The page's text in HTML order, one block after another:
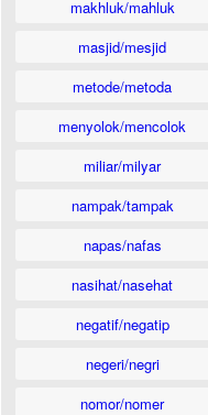
makhluk/mahluk
masjid/mesjid
metode/metoda
menyolok/mencolok
miliar/milyar
nampak/tampak
napas/nafas
nasihat/nasehat
negatif/negatip
negeri/negri
nomor/nomer